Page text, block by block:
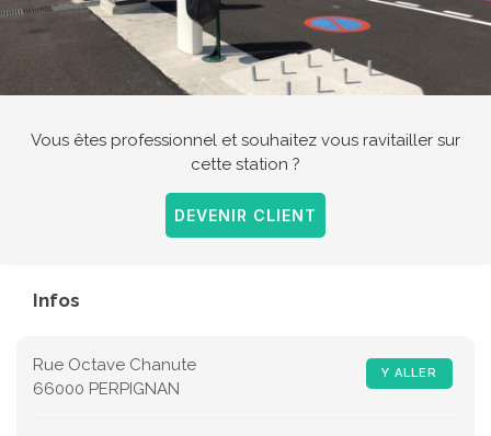
Vous êtes professionnel et souhaitez vous ravitailler sur
cette station ?
DEVENIR CLIENT
Infos
Y ALLER
Rue Octave Chanute
66000 PERPIGNAN